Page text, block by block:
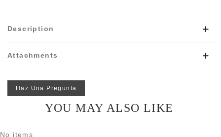
Description
Attachments
Haz Una Pregunta
YOU MAY ALSO LIKE
No items